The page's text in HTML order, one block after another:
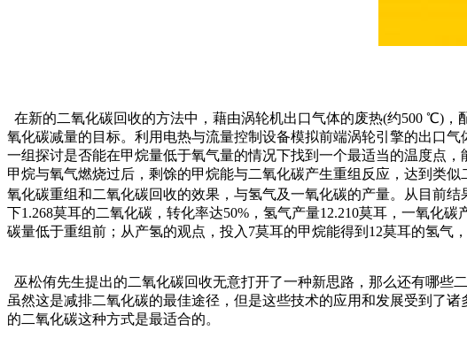
在新的二氧化碳回收的方法中，藉由涡轮机出口气体的废热(约500 ℃)
氧化碳减量的目标。利用电热与流量控制设备模拟前端涡轮引擎的出口
一组探讨是否能在甲烷量低于氧气量的情况下找到一个最适当的温度点
甲烷与氧气燃烧过后，剩馀的甲烷能与二氧化碳产生重组反应，达到类
氧化碳重组和二氧化碳回收的效果，与氢气及一氧化碳的产量。从目前
下1.268莫耳的二氧化碳，转化率达50%，氢气产量12.210莫耳，一氧化
碳量低于重组前；从产氢的观点，投入7莫耳的甲烷能得到12莫耳的氢气，
巫松侑先生提出的二氧化碳回收无意打开了一种新思路，那么还有哪些
虽然这是减排二氧化碳的最佳途径，但是这些技术的应用和发展受到了
的二氧化碳这种方式是最适合的。